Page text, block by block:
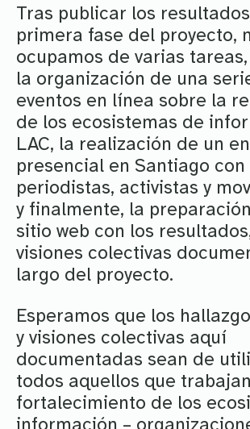
Tras publicar los
primera fase del proyecto,
ocupamos de varias
la organización de una
eventos en línea sobre la
de los ecosistemas de
LAC, la realización de un
presencial en Santiago
periodistas, activistas y
y finalmente, la
sitio web con los
visiones colectivas
largo del proyecto.
Esperamos que los
y visiones colectivas aquí
documentadas sean de
todos aquellos que
fortalecimiento de los
información –